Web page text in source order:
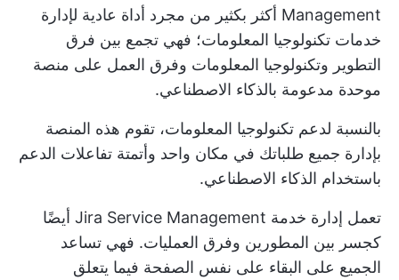
Management أكثر بكثير من مجرد أداة عادية لإدارة
خدمات تكنولوجيا المعلومات؛ فهي تجمع بين فرق
التطوير وتكنولوجيا المعلومات وفرق العمل على منصة
موحدة مدعومة بالذكاء الاصطناعي.
بالنسبة لدعم تكنولوجيا المعلومات، تقوم هذه المنصة
بإدارة جميع طلباتك في مكان واحد وأتمتة تفاعلات الدعم
باستخدام الذكاء الاصطناعي.
تعمل إدارة خدمة Jira Service Management أيضًا
كجسر بين المطورين وفرق العمليات. فهي تساعد
الجميع على البقاء على نفس الصفحة فيما يتعلق